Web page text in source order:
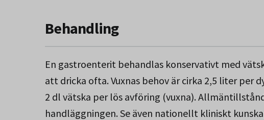
Behandling
En gastroenterit behandlas konservativt med
att dricka ofta. Vuxnas behov är cirka 2,5 liter per
2 dl vätska per lös avföring (vuxna).
handläggningen. Se även nationellt kliniskt